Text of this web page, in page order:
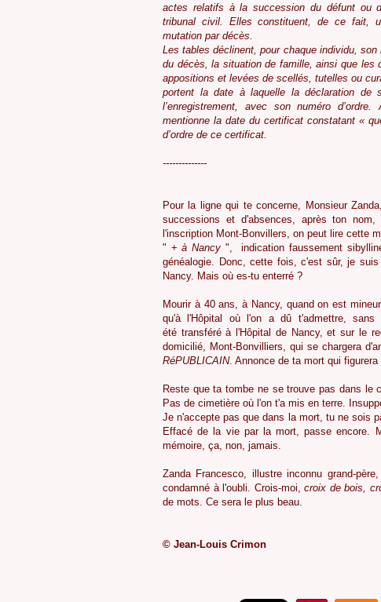
actes relatifs à la succession du défunt ou
tribunal civil. Elles constituent, de ce fait,
mutation par décès.
Les tables déclinent, pour chaque individu,
du décès, la situation de famille, ainsi que les
appositions et levées de scellés, tutelles ou
portent la date à laquelle la déclaration de
l’enregistrement, avec son numéro
mentionne la date du certificat constatant «
d’ordre de ce certificat.
--------------
Pour la ligne qui te concerne, Monsieur
successions et d'absences, après ton
l'inscription Mont-Bonvillers, on peut lire cette
" +à Nancy ", indication faussement
généalogie. Donc, cette fois, c'est sûr, je
Nancy. Mais où es-tu enterré ?
Mourir à 40 ans, à Nancy, quand on est
qu'à l'Hôpital où l'on a dû t'admettre,
été transféré à l'Hôpital de Nancy, et sur le
domicilié, Mont-Bonvilliers, qui se chargera
RéPUBLICAIN. Annonce de ta mort qui
Reste que ta tombe ne se trouve pas dans le
Pas de cimetière où l'on t'a mis en terre.
Je n'accepte pas que dans la mort, tu ne sois
Effacé de la vie par la mort, passe encore.
mémoire, ça, non, jamais.
Zanda Francesco, illustre inconnu grand-
condamné à l'oubli. Crois-moi,croix de bois,
de mots. Ce sera le plus beau.
© Jean-Louis Crimon